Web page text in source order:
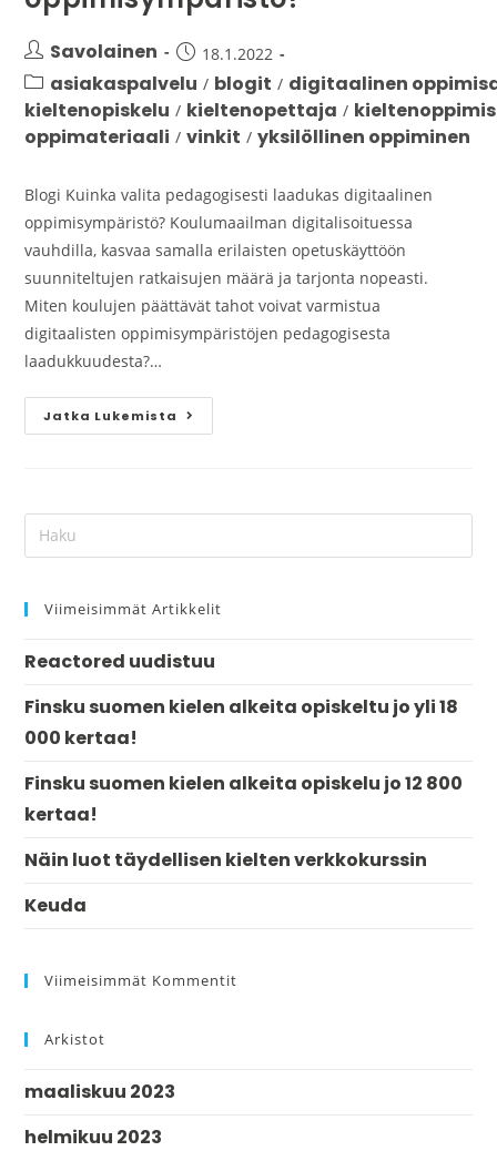
Savolainen 18.1.2022
asiakaspalvelu / blogit / digitaalinen
kieltenopiskelu / kieltenopettaja /
oppimateriaali / vinkit / yksilöllinen oppiminen
Blogi Kuinka valita pedagogisesti laadukas digitaalinen
oppimisympäristö? Koulumaailman digitalisoituessa
vauhdilla, kasvaa samalla erilaisten opetuskäyttöön
suunniteltujen ratkaisujen määrä ja tarjonta nopeasti.
Miten koulujen päättävät tahot voivat varmistua
digitaalisten oppimisympäristöjen pedagogisesta
laadukkuudesta?…
Jatka Lukemista
Viimeisimmät Artikkelit
Reactored uudistuu
Finsku suomen kielen alkeita opiskeltu jo yli 18
000 kertaa!
Finsku suomen kielen alkeita opiskelu jo 12 800
kertaa!
Näin luot täydellisen kielten verkkokurssin
Keuda
Viimeisimmät Kommentit
Arkistot
maaliskuu 2023
helmikuu 2023